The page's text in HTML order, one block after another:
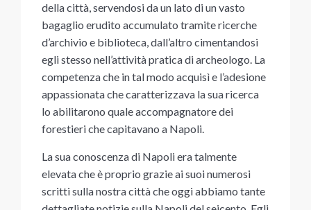
della città, servendosi da un lato di un vasto
bagaglio erudito accumulato tramite ricerche
d’archivio e biblioteca, dall’altro cimentandosi
egli stesso nell’attività pratica di archeologo. La
competenza che in tal modo acquisì e l’adesione
appassionata che caratterizzava la sua ricerca
lo abilitarono quale accompagnatore dei
forestieri che capitavano a Napoli.
La sua conoscenza di Napoli era talmente
elevata che è proprio grazie ai suoi numerosi
scritti sulla nostra città che oggi abbiamo tante